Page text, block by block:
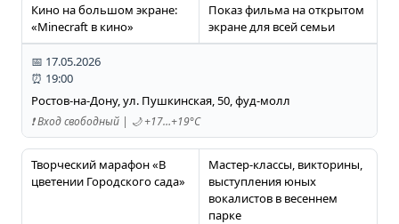
Кино на большом экране:
«Minecraft в кино»
Показ фильма на открытом
экране для всей семьи
📅 17.05.2026
⏰ 19:00
Ростов-на-Дону, ул. Пушкинская, 50, фуд-молл
❗️ Вход свободный | 🌙 +17…+19°C
Творческий марафон «В
цветении Городского сада»
Мастер-классы, викторины,
выступления юных
вокалистов в весеннем
парке